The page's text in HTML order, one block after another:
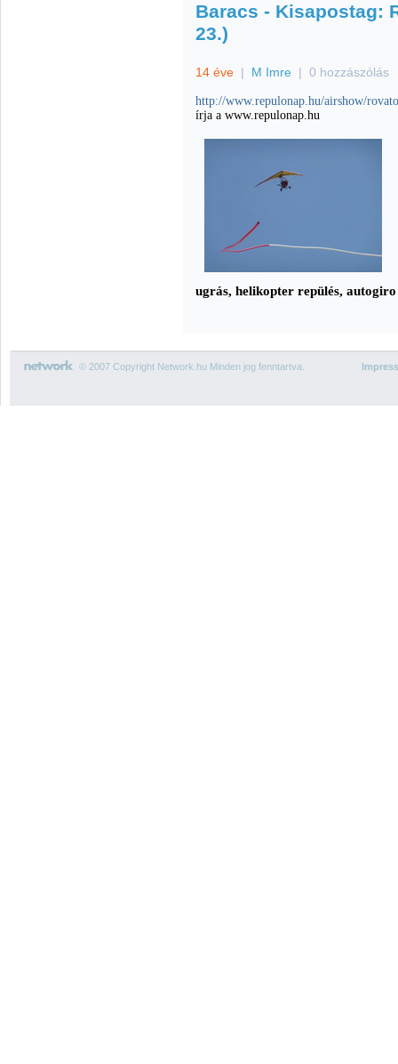
Baracs - Kisapostag:
23.)
14 éve | M Imre | 0 hozzászólás
http://www.repulonap.hu/airshow/
írja a www.repulonap.hu
ugrás, helikopter repülés,
© 2007 Copyright Network.hu Minden jog fenntartva.